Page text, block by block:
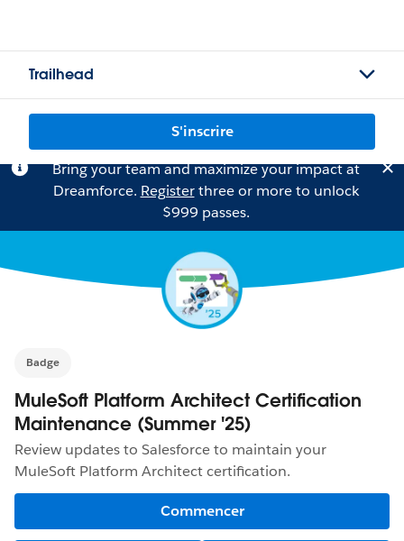
Trailhead
S'inscrire
Bring your team and maximize your impact at
Dreamforce. Registerthree or more to unlock
$999 passes.
Badge
MuleSoft Platform Architect Certification
Maintenance (Summer '25)
Review updates to Salesforce to maintain your
MuleSoft Platform Architect certification.
Commencer